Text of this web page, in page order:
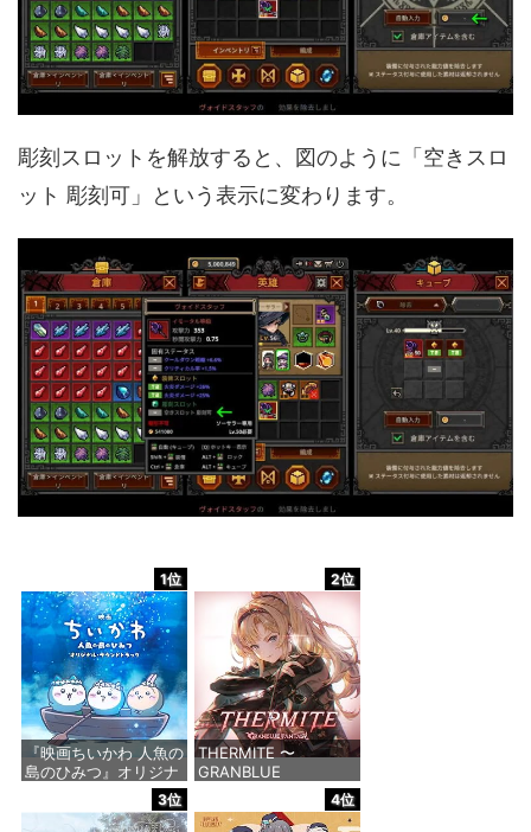
彫刻スロットを解放すると、図のように「空きスロ
ット 彫刻可」という表示に変わります。
1位
『映画ちいかわ 人魚の
島のひみつ』オリジナ
ル・サウンドトラック
2位
THERMITE 〜
GRANBLUE
FANTASY〜(初回仕様
限定盤)
3位 4位